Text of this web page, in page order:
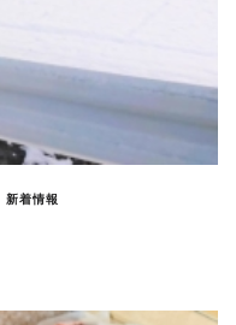
新着情報